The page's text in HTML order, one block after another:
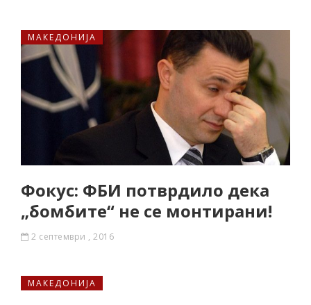
МАКЕДОНИЈА
Фокус: ФБИ потврдило дека
„бомбите“ не се монтирани!
2 септември , 2016
МАКЕДОНИЈА